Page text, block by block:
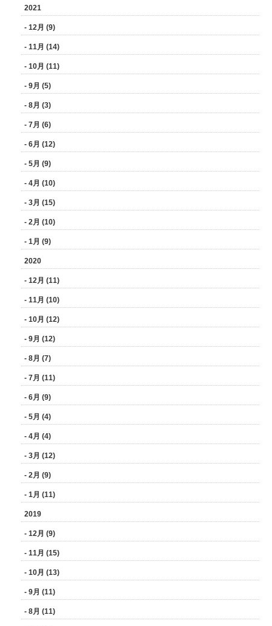
2021
- 12月 (9)
- 11月 (14)
- 10月 (11)
- 9月 (5)
- 8月 (3)
- 7月 (6)
- 6月 (12)
- 5月 (9)
- 4月 (10)
- 3月 (15)
- 2月 (10)
- 1月 (9)
2020
- 12月 (11)
- 11月 (10)
- 10月 (12)
- 9月 (12)
- 8月 (7)
- 7月 (11)
- 6月 (9)
- 5月 (4)
- 4月 (4)
- 3月 (12)
- 2月 (9)
- 1月 (11)
2019
- 12月 (9)
- 11月 (15)
- 10月 (13)
- 9月 (11)
- 8月 (11)